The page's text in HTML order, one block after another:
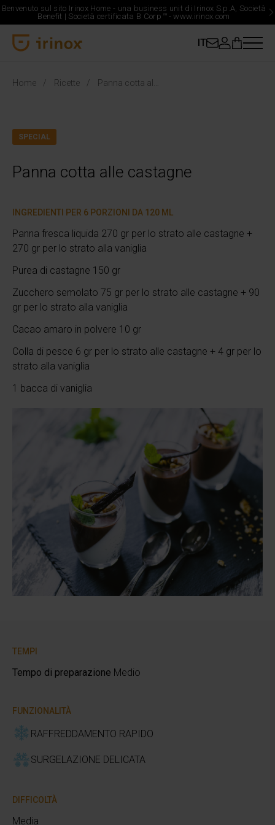
Benvenuto sul sito Irinox Home - una business unit di Irinox S.p.A, Società
Benefit | Società certificata B Corp ™-www.irinox.com
IT
Home Ricette
SPECIAL
Panna cotta alle castagne
INGREDIENTI PER 6 PORZIONI DA 120 ML
Panna fresca liquida 270 gr per lo strato alle castagne +
270 gr per lo strato alla vaniglia
Purea di castagne 150 gr
Zucchero semolato 75 gr per lo strato alle castagne + 90
gr per lo strato alla vaniglia
Cacao amaro in polvere 10 gr
Colla di pesce 6 gr per lo strato alle castagne + 4 gr per lo
strato alla vaniglia
1 bacca di vaniglia
TEMPI
Tempo di preparazione Medio
FUNZIONALITÀ
RAFFREDDAMENTO RAPIDO
SURGELAZIONE DELICATA
DIFFICOLTÀ
Media